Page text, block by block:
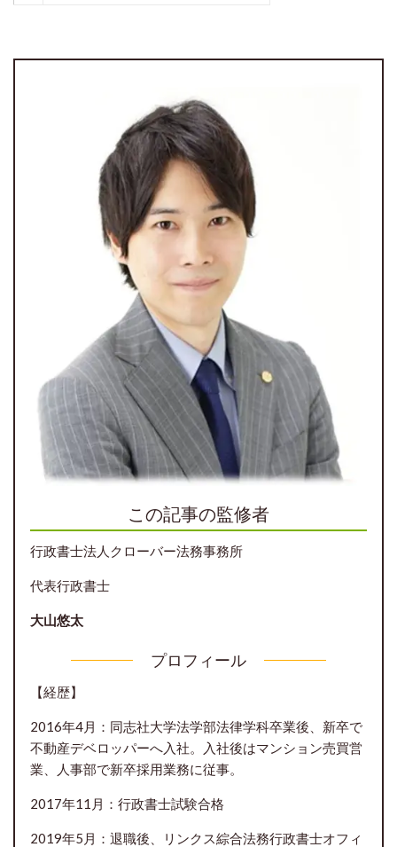
この記事の監修者
行政書士法人クローバー法務事務所
代表行政書士
大山悠太
プロフィール
【経歴】
2016年4月：同志社大学法学部法律学科卒業後、新卒で
不動産デベロッパーへ入社。入社後はマンション売買営
業、人事部で新卒採用業務に従事。
2017年11月：行政書士試験合格
2019年5月：退職後、リンクス綜合法務行政書士オフィ